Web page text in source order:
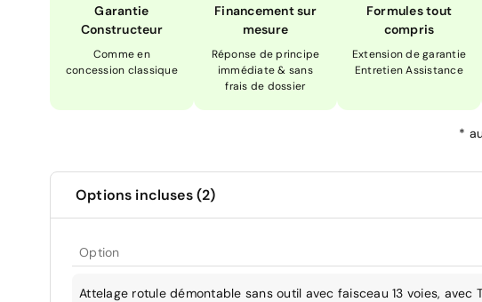
Garantie
Constructeur
Comme en
concession classique
Financement sur
mesure
Réponse de principe
immédiate & sans
frais de dossier
Formules tout
compris
Extension de garantie
Entretien Assistance
*
Options incluses (2)
Option
Attelage rotule démontable sans outil avec faisceau 13 voies, avec